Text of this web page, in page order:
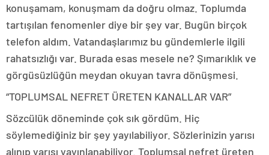
konuşamam, konuşmam da doğru olmaz. Toplumda
tartışılan fenomenler diye bir şey var. Bugün birçok
telefon aldım. Vatandaşlarımız bu gündemlerle ilgili
rahatsızlığı var. Burada esas mesele ne? Şımarıklık ve
görgüsüzlüğün meydan okuyan tavra dönüşmesi.
“TOPLUMSAL NEFRET ÜRETEN KANALLAR VAR”
Sözcülük döneminde çok sık gördüm. Hiç
söylemediğiniz bir şey yayılabiliyor. Sözlerinizin yarısı
alınıp yarısı yayınlanabiliyor. Toplumsal nefret üreten